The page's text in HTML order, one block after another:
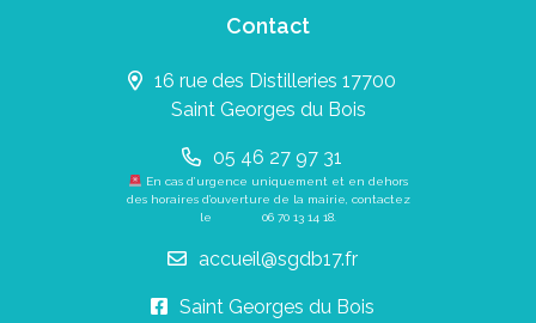
Contact
16 rue des Distilleries 17700
Saint Georges du Bois
05 46 27 97 31
En cas d’urgence uniquement et en dehors
des horaires d’ouverture de la mairie, contactez
le 06 70 13 14 18
accueil@sgdb17.fr
Saint Georges du Bois